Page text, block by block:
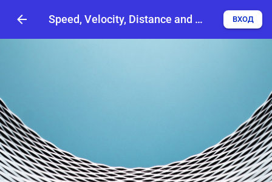
Speed, Velocity, Distance and Displacement ВХОД